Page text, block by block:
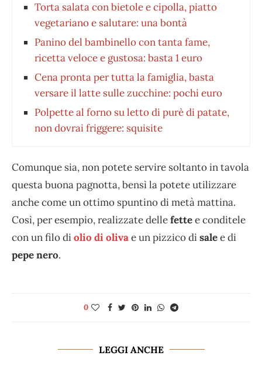
Torta salata con bietole e cipolla, piatto
vegetariano e salutare: una bontà
Panino del bambinello con tanta fame,
ricetta veloce e gustosa: basta 1 euro
Cena pronta per tutta la famiglia, basta
versare il latte sulle zucchine: pochi euro
Polpette al forno su letto di purè di patate,
non dovrai friggere: squisite
Comunque sia, non potete servire soltanto in tavola
questa buona pagnotta, bensì la potete utilizzare
anche come un ottimo spuntino di metà mattina.
Così, per esempio, realizzate dellefettee conditele
con un filo diolio di olivae un pizzico disalee di
pepe nero.
0
LEGGI ANCHE